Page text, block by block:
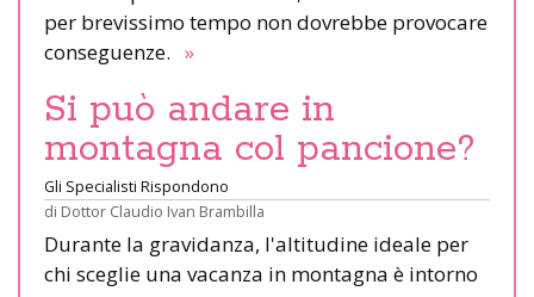
per brevissimo tempo non dovrebbe provocare
conseguenze. »
Si può andare in
montagna col pancione?
Gli Specialisti Rispondono
di Dottor Claudio Ivan Brambilla
Durante la gravidanza, l'altitudine ideale per
chi sceglie una vacanza in montagna è intorno